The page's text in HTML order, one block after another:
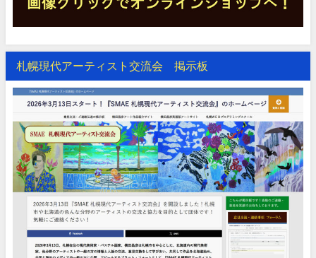
札幌現代アーティスト交流会 掲示板